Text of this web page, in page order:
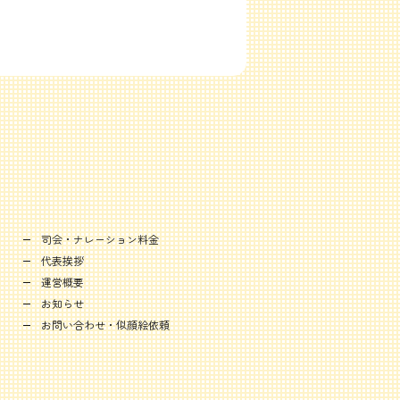
司会・ナレーション料金
代表挨拶
運営概要
お知らせ
お問い合わせ・似顔絵依頼